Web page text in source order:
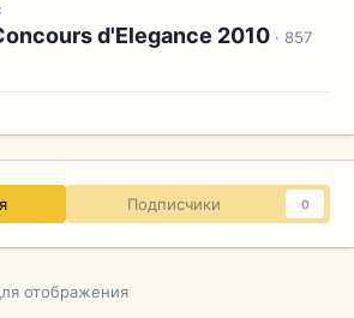
d'Elegance 2010 · 857
Подписчики 0
отображения